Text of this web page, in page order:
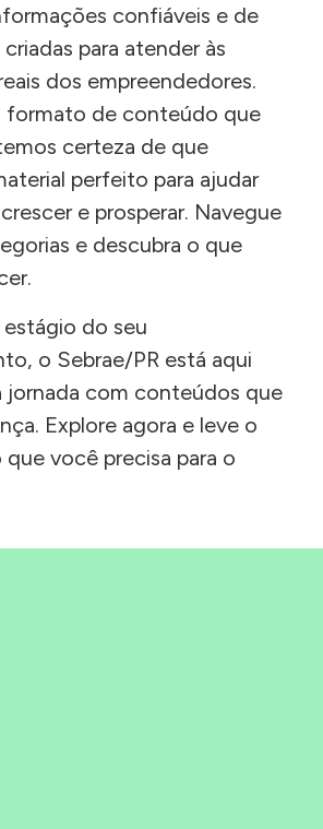
confiáveis e de
para atender às
dos empreendedores.
formato de conteúdo que
certeza de que
perfeito para ajudar
e prosperar. Navegue
e descubra o que
do seu
o Sebrae/PR está aqui
jornada com conteúdos que
Explore agora e leve o
você precisa para o